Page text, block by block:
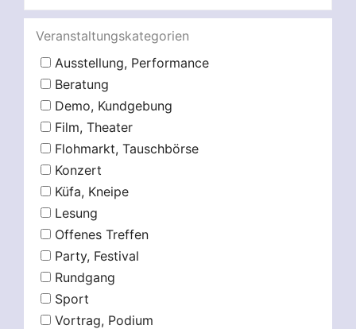
Veranstaltungskategorien
Ausstellung, Performance
Beratung
Demo, Kundgebung
Film, Theater
Flohmarkt, Tauschbörse
Konzert
Küfa, Kneipe
Lesung
Offenes Treffen
Party, Festival
Rundgang
Sport
Vortrag, Podium